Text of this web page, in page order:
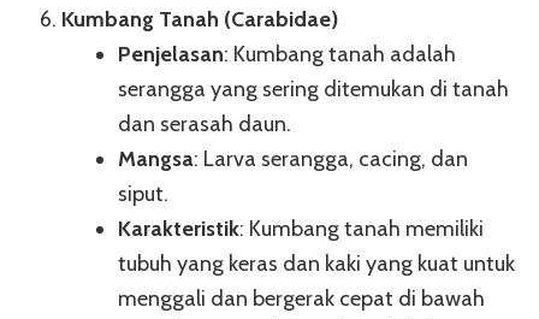
Kumbang Tanah (Carabidae)
Penjelasan: Kumbang tanah adalah
serangga yang sering ditemukan di tanah
dan serasah daun.
Mangsa: Larva serangga, cacing, dan
siput.
Karakteristik: Kumbang tanah memiliki
tubuh yang keras dan kaki yang kuat untuk
menggali dan bergerak cepat di bawah